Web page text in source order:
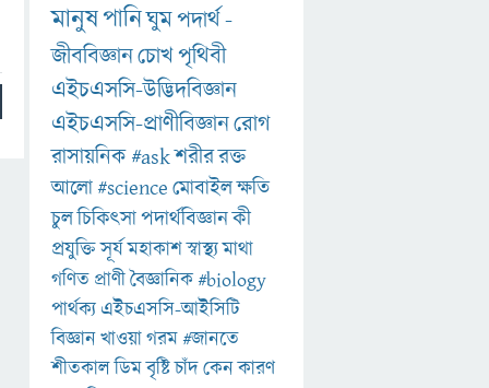
মানুষপানিঘুমপদার্থ-
জীববিজ্ঞানচোখপৃথিবী
এইচএসসি-উদ্ভিদবিজ্ঞান
এইচএসসি-প্রাণীবিজ্ঞানরোগ
রাসায়নিক#askশরীররক্ত
আলো#scienceমোবাইলক্ষতি
চুলচিকিৎসাপদার্থবিজ্ঞানকী
প্রযুক্তিসূর্যমহাকাশস্বাস্থ্যমাথা
গণিত প্রাণীবৈজ্ঞানিক#biology
পার্থক্য এইচএসসি-আইসিটি
বিজ্ঞানখাওয়াগরম#জানতে
শীতকালডিমবৃষ্টিচাঁদকেনকারণ